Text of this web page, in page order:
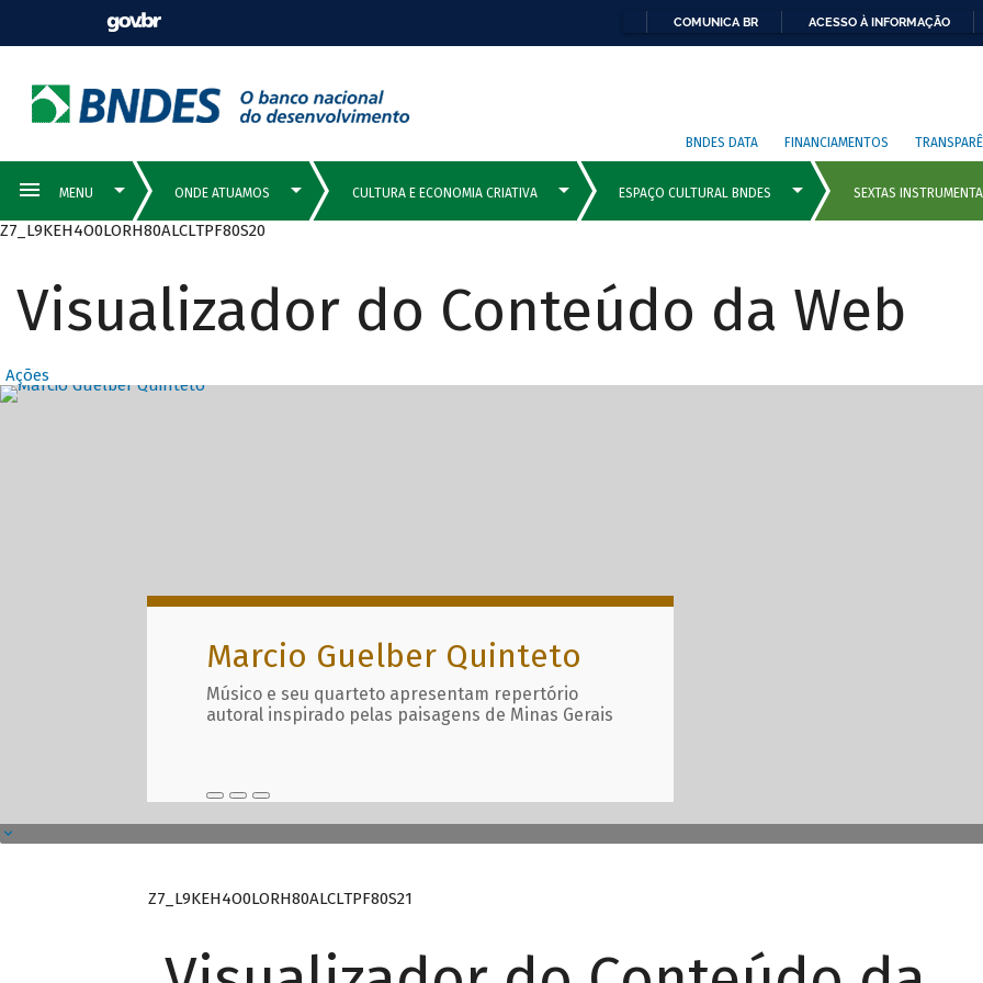
COMUNICA BR ACESSO À INFORMAÇÃO
BNDES DATA FINANCIAMENTOS
Z7_L9KEH4O0LORH80ALCLTPF80S20
Visualizador do Conteúdo da Web
Ações
Destaques Principais com
Marcio Guelber Quinteto
Músico e seu quarteto apresentam repertório
autoral inspirado pelas paisagens de Minas Gerais
Z7_L9KEH4O0LORH80ALCLTPF80S21